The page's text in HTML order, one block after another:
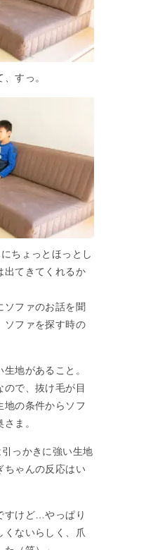
すっ。
ちょっとほっとし
出てきてくれるか
ソファのお話を聞
ソファを探す時の
生地があること。
ので、抜け毛が目
地の条件からソフ
ま。
っかきに強い生地
ちゃんの反応はい
すけど…やっぱり
くないらしく、爪